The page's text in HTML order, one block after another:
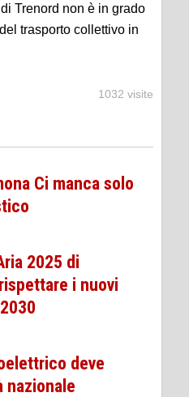
Trenord non è in grado
trasporto collettivo in
1032 visite
Ci manca solo
2025 di
i nuovi
deve
nazionale